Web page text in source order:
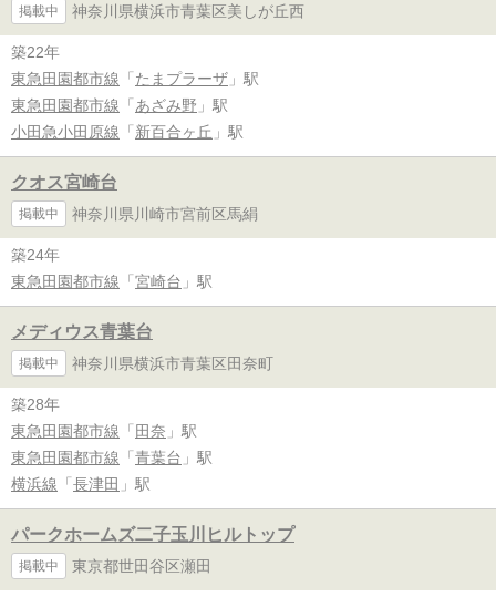
掲載中 神奈川県横浜市青葉区美しが丘西
築22年
東急田園都市線 「 たまプラーザ 」駅
東急田園都市線 「 あざみ野 」駅
小田急小田原線 「 新百合ヶ丘 」駅
クオス宮崎台
掲載中 神奈川県川崎市宮前区馬絹
築24年
東急田園都市線 「 宮崎台 」駅
メディウス青葉台
掲載中 神奈川県横浜市青葉区田奈町
築28年
東急田園都市線 「 田奈 」駅
東急田園都市線 「 青葉台 」駅
横浜線 「 長津田 」駅
パークホームズ二子玉川ヒルトップ
掲載中 東京都世田谷区瀬田